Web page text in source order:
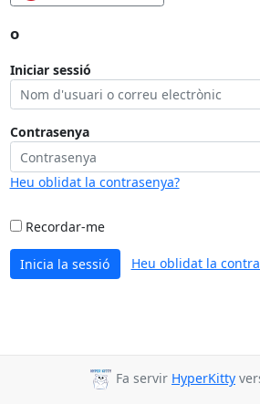
o
Iniciar sessió
Contrasenya
Heu oblidat la contrasenya?
Recordar-me
Inicia la sessió Heu oblidat la
Fa servir HyperKitty